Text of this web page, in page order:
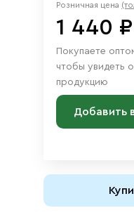
Розничная цена
1 440 ₽
Покупаете
чтобы увидеть
продукцию
Добавить